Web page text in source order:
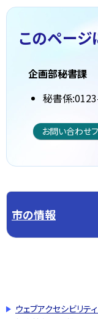
このページ
企画部秘書課
秘書係
お問い合わせ
市の情報
ウェブアクセシビリテ